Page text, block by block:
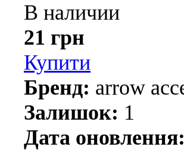
В наличии
21 грн
Купити
Бренд: arrow
Залишок: 1
Дата оновлення: